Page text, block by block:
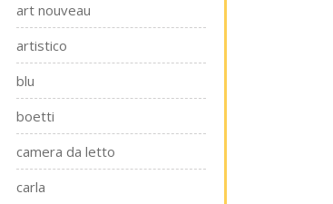
art nouveau
artistico
blu
boetti
camera da letto
carla